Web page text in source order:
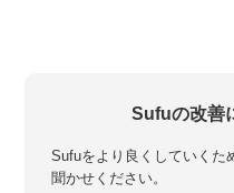
Sufuの改善
Sufuをより良くしていくた
聞かせください。